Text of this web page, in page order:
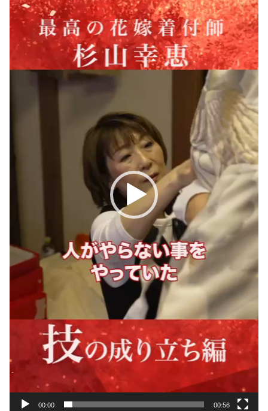
プ
ー
00:00 00:56